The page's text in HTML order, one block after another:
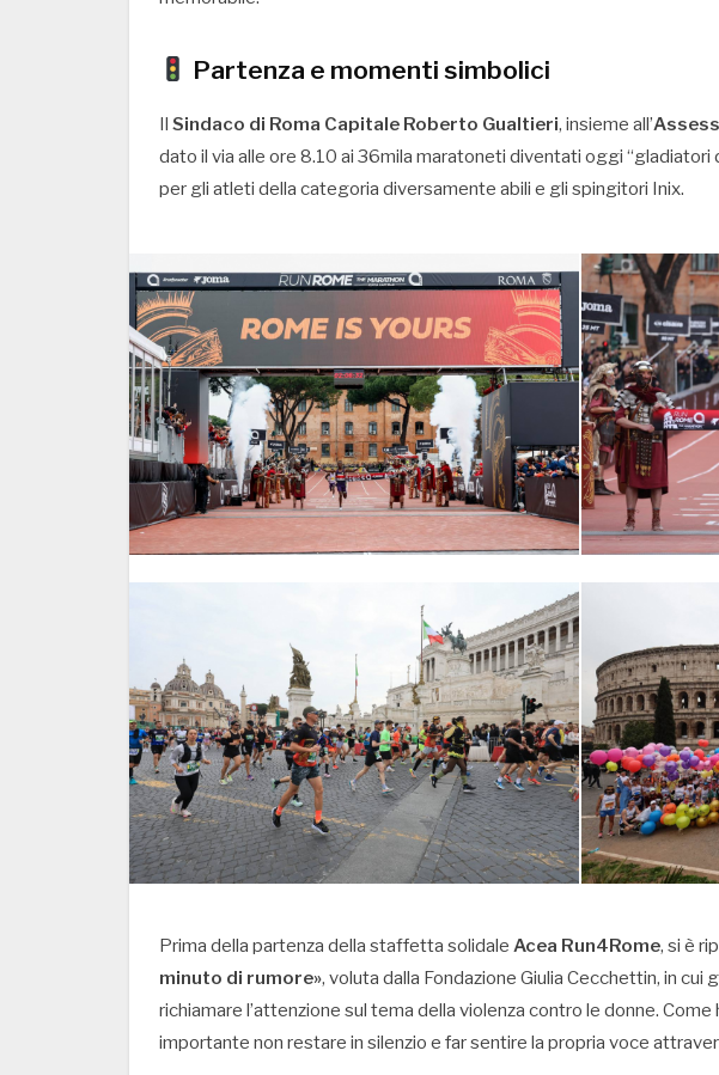
Partenza e momenti simbolici
Il Sindaco di Roma Capitale Roberto Gualtieri, insieme all’
dato il via alle ore 8.10 ai 36mila maratoneti diventati oggi “gladiatori
per gli atleti della categoria diversamente abili e gli spingitori Inix.
Prima della partenza della staffetta solidale Acea Run4Rome, si è
minuto di rumore», voluta dalla Fondazione Giulia Cecchettin, in
richiamare l’attenzione sul tema della violenza contro le donne. Come
importante non restare in silenzio e far sentire la propria voce